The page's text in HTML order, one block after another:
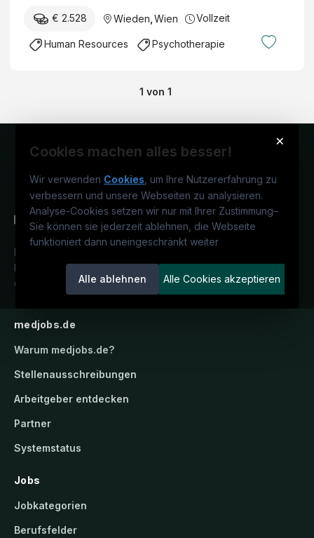
€ 2.528 Wieden Wien Vollzeit
Human Resources Psychotherapie
1 von 1
×
Cookies machen alles besser!
Wir verwenden Cookies, um Ihre Nutzererfahrung zu
verbessern und unsere Webseiten zu analysieren.
Analyse-Cookies setzen wir nur mit Ihrer Zustimmung–
Sie können sie jederzeit ablehnen, die Webseite
funktioniert dann uneingeschränkt weiter
Alle ablehnen Alle Cookies akzeptieren
Deutschlands medizinisches
Karriereportal.Ein Service der
candidatis GmbH.
medjobs.de
Warum medjobs.de?
Stellenausschreibungen
Arbeitgeber entdecken
Partner
Systemstatus
Jobs
Jobkategorien
Berufsfelder